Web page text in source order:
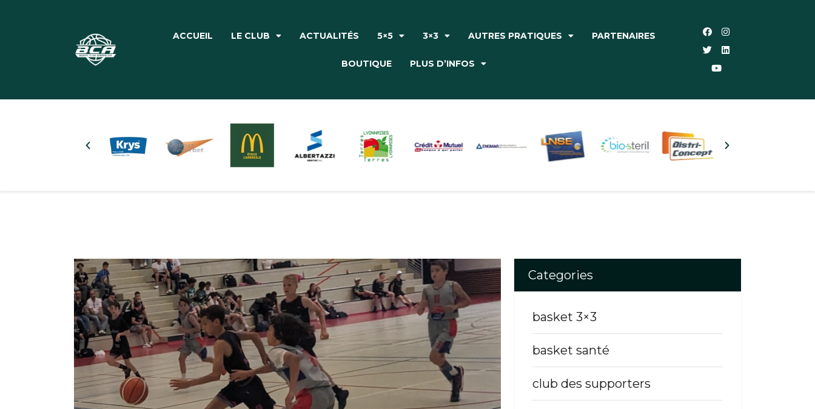
ACCUEIL LE CLUB ACTUALITÉS 5×5 3×3 AUTRES PRATIQUES PARTENAIRES
BOUTIQUE PLUS D’INFOS
Le Club
Partenaires
Boutique
Categories
basket 3×3
basket santé
club des supporters